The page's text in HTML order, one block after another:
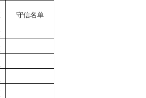
守信名单